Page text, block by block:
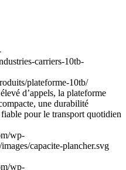
carriers-10tb-
plateforme-10tb/
d’appels, la plateforme
une durabilité
pour le transport quotidien
wp-
capacite-plancher.svg
wp-